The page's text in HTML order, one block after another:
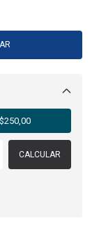
CALCULAR